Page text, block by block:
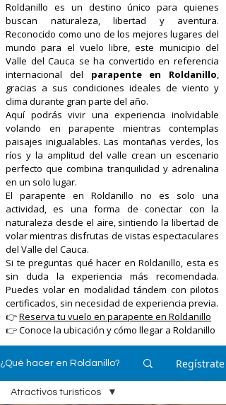
Roldanillo es un destino único para quienes
buscan naturaleza, libertad y aventura.
Reconocido como uno de los mejores lugares del
mundo para el vuelo libre, este municipio del
Valle del Cauca se ha convertido en referencia
internacional del parapente en Roldanillo,
gracias a sus condiciones ideales de viento y
clima durante gran parte del año.
Aquí podrás vivir una experiencia inolvidable
volando en parapente mientras contemplas
paisajes inigualables. Las montañas verdes, los
ríos y la amplitud del valle crean un escenario
perfecto que combina tranquilidad y adrenalina
en un solo lugar.
El parapente en Roldanillo no es solo una
actividad, es una forma de conectar con la
naturaleza desde el aire, sintiendo la libertad de
volar mientras disfrutas de vistas espectaculares
del Valle del Cauca.
Si te preguntas qué hacer en Roldanillo, esta es
sin duda la experiencia más recomendada.
Puedes volar en modalidad tándem con pilotos
certificados, sin necesidad de experiencia previa.
👉Reserva tu vuelo en parapente en Roldanillo
👉 Conoce la ubicación y cómo llegar a Roldanillo
¿Qué hacer en Roldanillo? Regístrate
Atractivos turísticos